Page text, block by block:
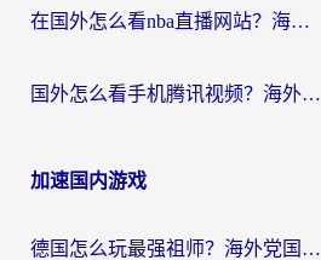
在国外怎么看nba直播网站？海外党专属体育观赛指南，告别地区限制！
国外怎么看手机腾讯视频？海外党亲测有效的追剧加速器选择指南
加速国内游戏
德国怎么玩最强祖师？海外党国服游戏加速器选择全攻略（附宝可梦Online实测）